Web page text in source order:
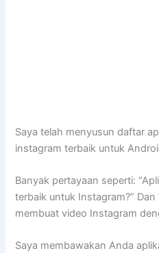
Saya telah menyusun daftar
instagram terbaik untuk
Banyak pertayaan seperti:
terbaik untuk Instagram?” Dan
membuat video Instagram
Saya membawakan Anda